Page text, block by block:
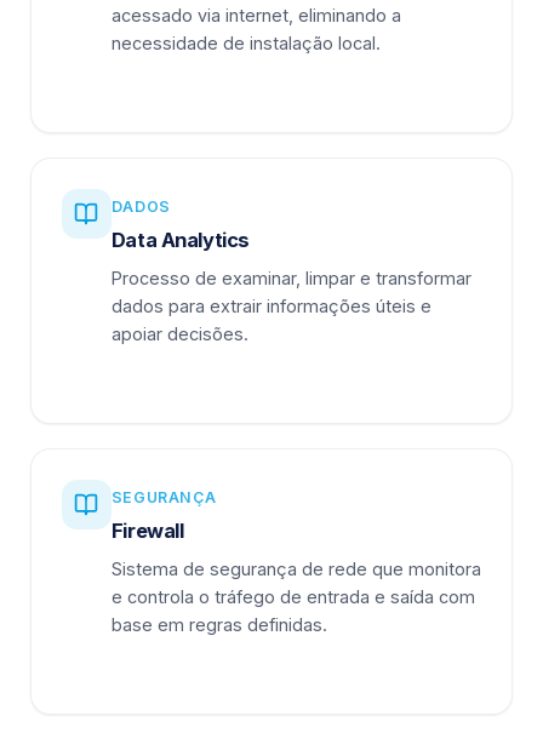
acessado via internet, eliminando a
necessidade de instalação local.
DADOS
Data Analytics
Processo de examinar, limpar e transformar
dados para extrair informações úteis e
apoiar decisões.
SEGURANÇA
Firewall
Sistema de segurança de rede que monitora
e controla o tráfego de entrada e saída com
base em regras definidas.